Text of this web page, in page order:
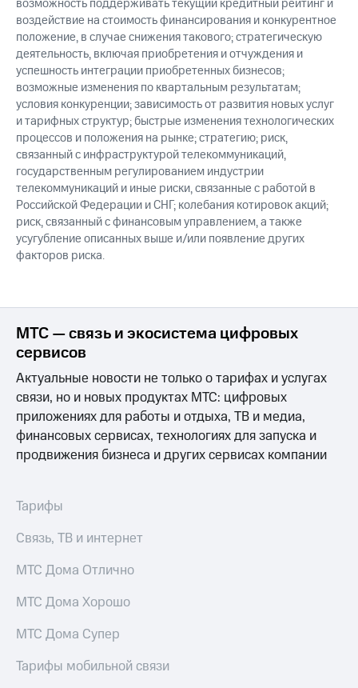
возможность поддерживать текущий кредитный рейтинг и
воздействие на стоимость финансирования и конкурентное
положение, в случае снижения такового; стратегическую
деятельность, включая приобретения и отчуждения и
успешность интеграции приобретенных бизнесов;
возможные изменения по квартальным результатам;
условия конкуренции; зависимость от развития новых услуг
и тарифных структур; быстрые изменения технологических
процессов и положения на рынке; стратегию; риск,
связанный с инфраструктурой телекоммуникаций,
государственным регулированием индустрии
телекоммуникаций и иные риски, связанные с работой в
Российской Федерации и СНГ; колебания котировок акций;
риск, связанный с финансовым управлением, а также
усугубление описанных выше и/или появление других
факторов риска.
МТС — связь и экосистема цифровых
сервисов
Актуальные новости не только о тарифах и услугах
связи, но и новых продуктах МТС: цифровых
приложениях для работы и отдыха, ТВ и медиа,
финансовых сервисах, технологиях для запуска и
продвижения бизнеса и других сервисах компании
Тарифы
Связь, ТВ и интернет
МТС Дома Отлично
МТС Дома Хорошо
МТС Дома Супер
Тарифы мобильной связи